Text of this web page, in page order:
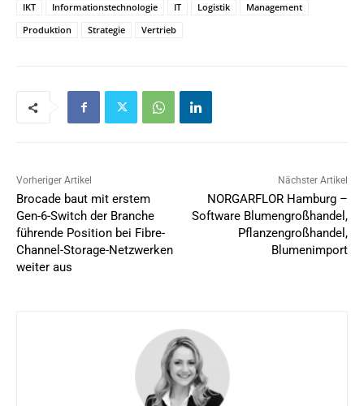
IKT
Informationstechnologie IT Logistik
Management
Produktion
Strategie Vertrieb
Vorheriger Artikel
Brocade baut mit erstem
Gen-6-Switch der Branche
führende Position bei Fibre-
Channel-Storage-Netzwerken
weiter aus
Nächster Artikel
NORGARFLOR Hamburg –
Software Blumengroßhandel,
Pflanzengroßhandel,
Blumenimport